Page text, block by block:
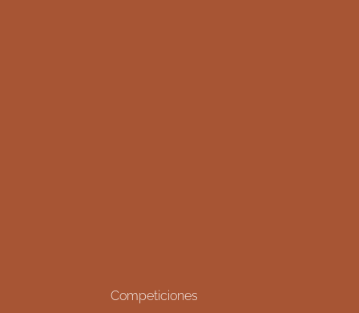
Competiciones